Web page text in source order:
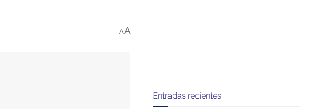
AA
Entradas recientes